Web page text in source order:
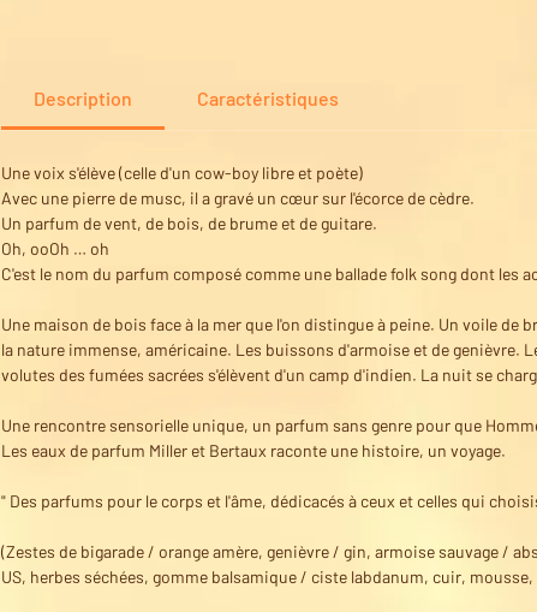
Description Caractéristiques
Une voix s'élève (celle d'un cow-boy libre et poète)
Avec une pierre de musc, il a gravé un cœur sur l'écorce de cèdre.
Un parfum de vent, de bois, de brume et de guitare.
Oh, ooOh … oh
C'est le nom du parfum composé comme une ballade folk song dont les
Une maison de bois face à la mer que l'on distingue à peine. Un voile de
la nature immense, américaine. Les buissons d'armoise et de genièvre.
volutes des fumées sacrées s'élèvent d'un camp d'indien. La nuit se
Une rencontre sensorielle unique, un parfum sans genre pour que
Les eaux de parfum Miller et Bertaux raconte une histoire, un voyage.
" Des parfums pour le corps et l'âme, dédicacés à ceux et celles qui
(Zestes de bigarade / orange amère, genièvre / gin, armoise sauvage /
US, herbes séchées, gomme balsamique / ciste labdanum, cuir,